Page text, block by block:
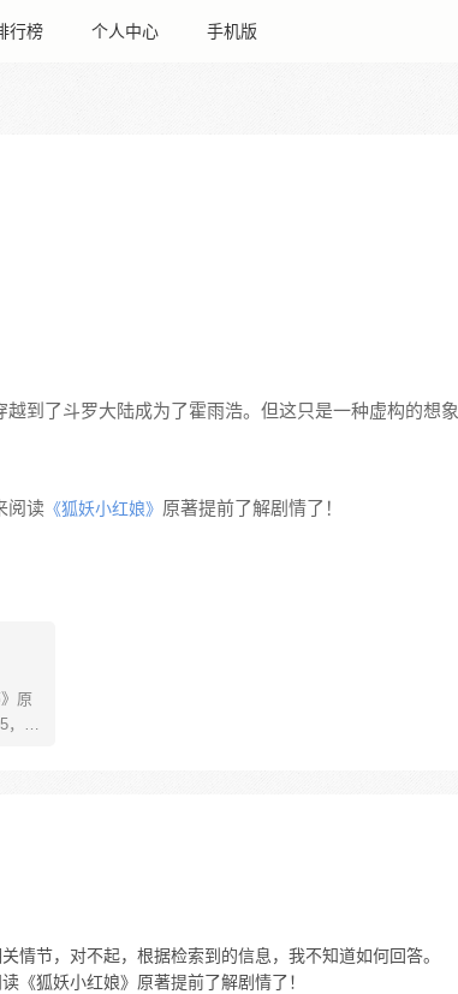
行榜 个人中心 手机版
到了斗罗大陆成为了霍雨浩。但这只是一种虚构的想象
阅读 《狐妖小红娘》 原著提前了解剧情了！
原
淮
情节，对不起，根据检索到的信息，我不知道如何回答。
《狐妖小红娘》原著提前了解剧情了！